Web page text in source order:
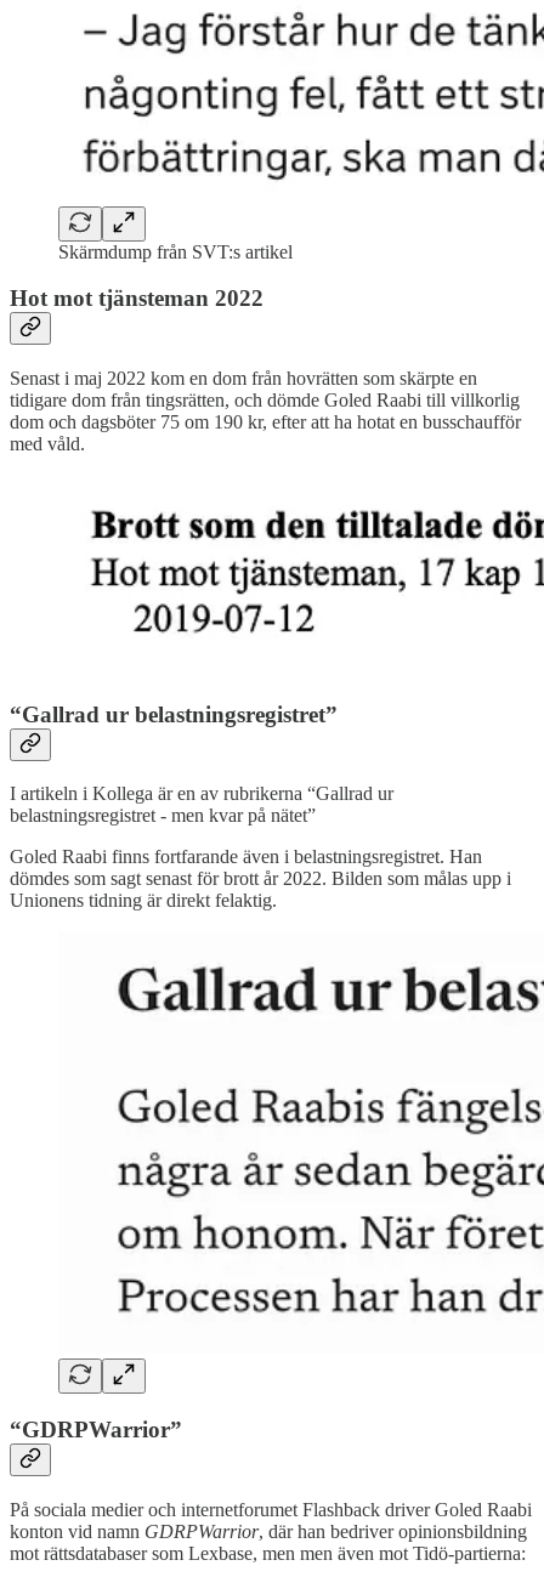
Skärmdump från SVT:s artikel
Hot mot tjänsteman 2022
Senast i maj 2022 kom en dom från hovrätten som skärpte en
tidigare dom från tingsrätten, och dömde Goled Raabi till villkorlig
dom och dagsböter 75 om 190 kr, efter att ha hotat en busschaufför
med våld.
“Gallrad ur belastningsregistret”
I artikeln i Kollega är en av rubrikerna “Gallrad ur
belastningsregistret - men kvar på nätet”
Goled Raabi finns fortfarande även i belastningsregistret. Han
dömdes som sagt senast för brott år 2022. Bilden som målas upp i
Unionens tidning är direkt felaktig.
“GDRPWarrior”
På sociala medier och internetforumet Flashback driver Goled Raabi
konton vid namn GDRPWarrior, där han bedriver opinionsbildning
mot rättsdatabaser som Lexbase, men men även mot Tidö-partierna: